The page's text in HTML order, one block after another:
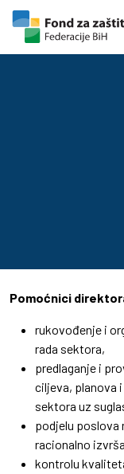
Skip to content
Skip to footer
Pomoćnici
rukovođenje i
rada sektora,
predlaganje i
ciljeva, planova
sektora uz
podjelu poslova
racionalno
kontrolu